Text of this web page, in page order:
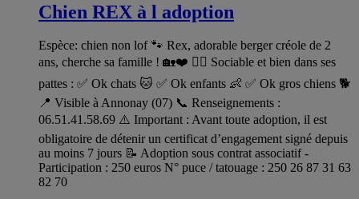
Chien REX à l adoption
Espèce: chien non lof 🐾 Rex, adorable berger créole de 2
ans, cherche sa famille ! 🏡❤️ 🐕‍🦺 Sociable et bien dans ses
pattes : ✅ Ok chats 🐱 ✅ Ok enfants 👶 ✅ Ok gros chiens 🐕
📍 Visible à Annonay (07) 📞 Renseignements :
06.51.41.58.69 ⚠️ Important : Avant toute adoption, il est
obligatoire de détenir un certificat d’engagement signé depuis
au moins 7 jours 📝 Adoption sous contrat associatif -
Participation : 250 euros N° puce / tatouage : 250 26 87 31 63
82 70